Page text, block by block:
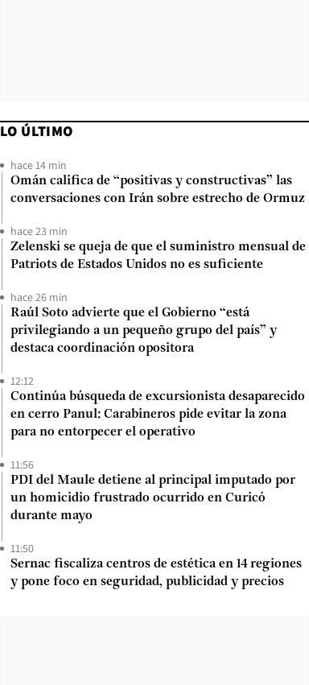
LO ÚLTIMO
hace 14 min
Omán califica de “positivas y constructivas” las
conversaciones con Irán sobre estrecho de Ormuz
hace 23 min
Zelenski se queja de que el suministro mensual de
Patriots de Estados Unidos no es suficiente
hace 26 min
Raúl Soto advierte que el Gobierno “está
privilegiando a un pequeño grupo del país” y
destaca coordinación opositora
12:12
Continúa búsqueda de excursionista desaparecido
en cerro Panul: Carabineros pide evitar la zona
para no entorpecer el operativo
11:56
PDI del Maule detiene al principal imputado por
un homicidio frustrado ocurrido en Curicó
durante mayo
11:50
Sernac fiscaliza centros de estética en 14 regiones
y pone foco en seguridad, publicidad y precios